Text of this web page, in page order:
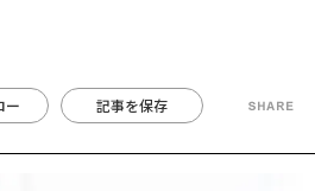
ー 記事を保存